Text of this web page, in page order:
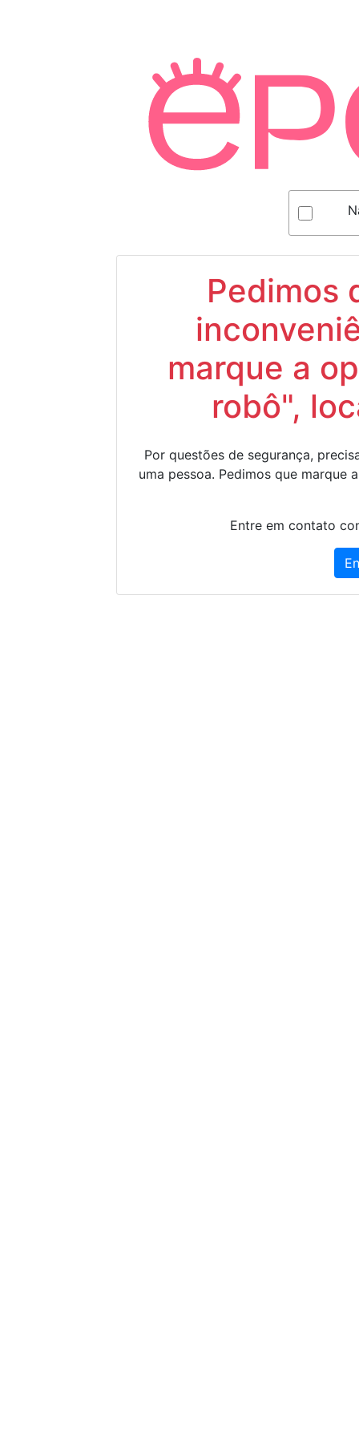
Pedimos
marque a
robô",
Por questões de segurança,
uma pessoa. Pedimos que marque
Entre em contato